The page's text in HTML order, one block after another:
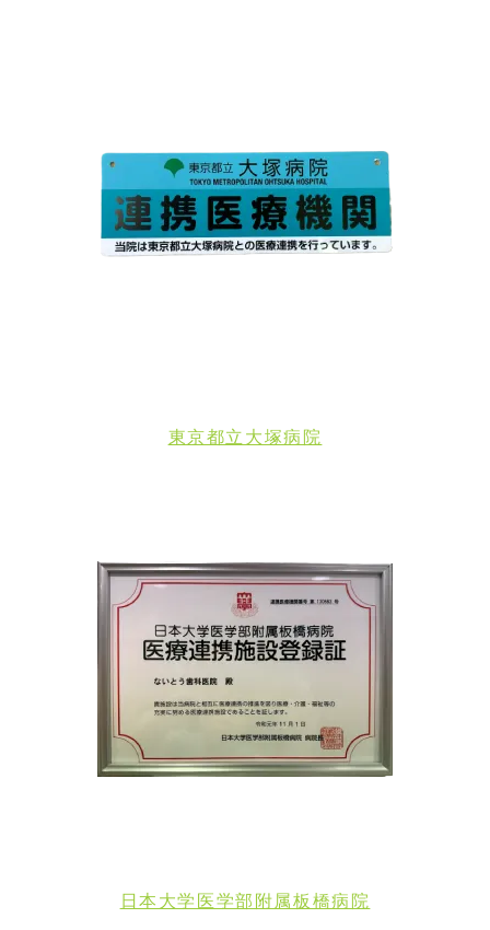
東京都立大塚病院
日本大学医学部附属板橋病院